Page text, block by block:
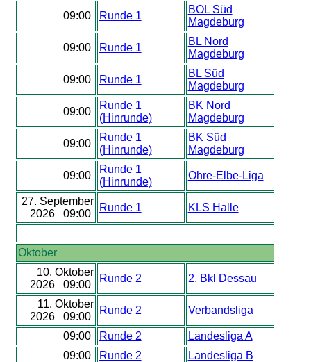
09:00 Runde 1
BOL Süd
Magdeburg
09:00 Runde 1
BL Nord
Magdeburg
09:00 Runde 1
BL Süd
Magdeburg
09:00
Runde 1
(Hinrunde)
BK Nord
Magdeburg
09:00
Runde 1
(Hinrunde)
BK Süd
Magdeburg
09:00
Runde 1
(Hinrunde)
Ohre-Elbe-Liga
27. September
2026 09:00
Runde 1 KLS Halle
Oktober
10. Oktober
2026 09:00
Runde 2 2. Bkl Dessau
11. Oktober
2026 09:00
Runde 2 Verbandsliga
09:00 Runde 2
Landesliga A
09:00
Runde 2
Landesliga B